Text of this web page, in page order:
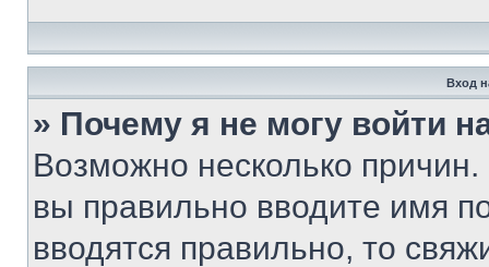
Вход
» Почему я не могу войти
Возможно несколько
вы правильно вводите имя
вводятся правильно, то